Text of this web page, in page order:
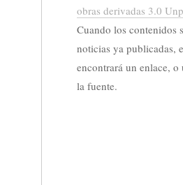
obras derivadas 3.0
Cuando los contenidos
noticias ya publicadas,
encontrará un enlace, o
la fuente.